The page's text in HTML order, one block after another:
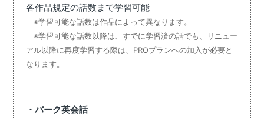
各作品規定の話数まで学習可能
※学習可能な話数は作品によって異なります。
※学習可能な話数以降は、すでに学習済の話でも、リニュー
アル以降に再度学習する際は、PROプランへの加入が必要と
なります。
・パーク英会話